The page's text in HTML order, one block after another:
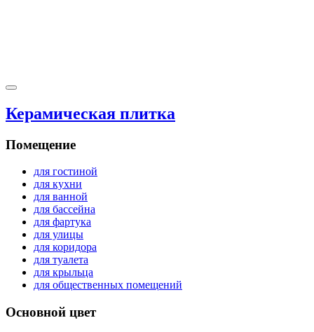
Керамическая плитка
Помещение
для гостиной
для кухни
для ванной
для бассейна
для фартука
для улицы
для коридора
для туалета
для крыльца
для общественных помещений
Основной цвет